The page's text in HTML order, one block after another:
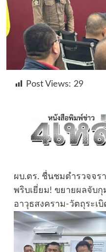
Post Views: 29
ผบ.ตร. ชื่นชมตำรวจจร
พริบเยี่ยม! ขยายผลจับ
อาวุธสงคราม-วัตถุระเ